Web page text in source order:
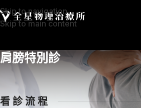
Skip to navigation
Skip to main content
肩膀特別診
看 診 流 程